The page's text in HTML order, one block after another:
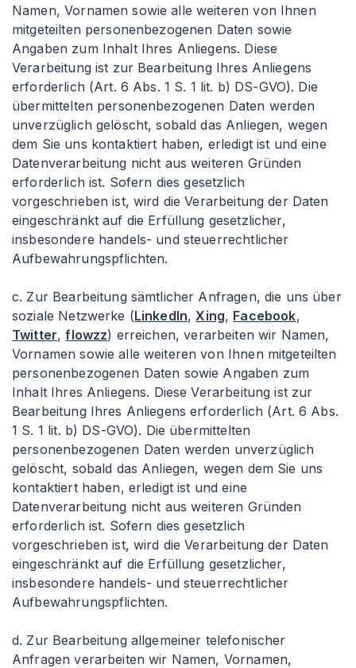
Namen, Vornamen sowie alle weiteren von Ihnen
mitgeteilten personenbezogenen Daten sowie
Angaben zum Inhalt Ihres Anliegens. Diese
Verarbeitung ist zur Bearbeitung Ihres Anliegens
erforderlich (Art. 6 Abs. 1 S. 1 lit. b) DS-GVO). Die
übermittelten personenbezogenen Daten werden
unverzüglich gelöscht, sobald das Anliegen, wegen
dem Sie uns kontaktiert haben, erledigt ist und eine
Datenverarbeitung nicht aus weiteren Gründen
erforderlich ist. Sofern dies gesetzlich
vorgeschrieben ist, wird die Verarbeitung der Daten
eingeschränkt auf die Erfüllung gesetzlicher,
insbesondere handels- und steuerrechtlicher
Aufbewahrungspflichten.
c. Zur Bearbeitung sämtlicher Anfragen, die uns über
soziale Netzwerke (LinkedIn,Xing, Facebook,
Twitter,flowzz) erreichen, verarbeiten wir Namen,
Vornamen sowie alle weiteren von Ihnen mitgeteilten
personenbezogenen Daten sowie Angaben zum
Inhalt Ihres Anliegens. Diese Verarbeitung ist zur
Bearbeitung Ihres Anliegens erforderlich (Art. 6 Abs.
1 S. 1 lit. b) DS-GVO). Die übermittelten
personenbezogenen Daten werden unverzüglich
gelöscht, sobald das Anliegen, wegen dem Sie uns
kontaktiert haben, erledigt ist und eine
Datenverarbeitung nicht aus weiteren Gründen
erforderlich ist. Sofern dies gesetzlich
vorgeschrieben ist, wird die Verarbeitung der Daten
eingeschränkt auf die Erfüllung gesetzlicher,
insbesondere handels- und steuerrechtlicher
Aufbewahrungspflichten.
d. Zur Bearbeitung allgemeiner telefonischer
Anfragen verarbeiten wir Namen, Vornamen,